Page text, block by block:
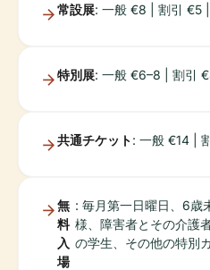
常設展: 一般 €8 | 割引 €5
特別展: 一般 €6–8 | 割引
共通チケット: 一般 €14 |
無
料
入
場
: 毎月第一日曜日、6歳
様、障害者とその介護
の学生、その他の特別